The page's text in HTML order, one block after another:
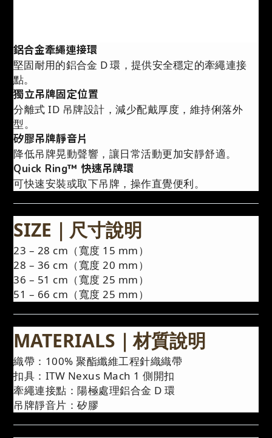
鋁合金牽繩連接環
堅固耐用的鋁合金 D 環，提供安全穩定的牽繩連接
點。
獨立吊牌固定位置
分離式 ID 吊牌設計，減少配戴厚度，維持俐落外
型。
矽膠吊牌靜音片
降低吊牌晃動聲響，讓日常活動更加安靜舒適。
Quick Ring™ 快速吊牌環
可快速安裝或取下吊牌，操作直覺便利。
SIZE｜尺寸說明
23 – 28 cm（寬度 15 mm）
28 – 36 cm（寬度 20 mm）
36 – 51 cm（寬度 25 mm）
51 – 66 cm（寬度 25 mm）
MATERIALS｜材質說明
織帶：100% 聚酯纖維工程針織織帶
扣具：ITW Nexus Mach 1 側開扣
牽繩連接點：陽極處理鋁合金 D 環
吊牌靜音片：矽膠